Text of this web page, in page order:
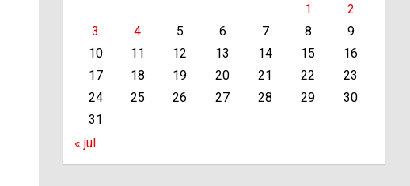
1
2
3
4 5 6 7 8
9
10
11 12 13 14 15
16
17
18 19 20 21 22
23
24
25 26 27 28 29
30
31
« jul